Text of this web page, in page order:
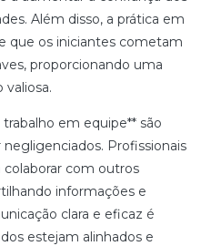
Além disso, a prática em
que os iniciantes cometam
proporcionando uma
em equipe** são
Profissionais
colaborar com outros
informações e
clara e eficaz é
estejam alinhados e